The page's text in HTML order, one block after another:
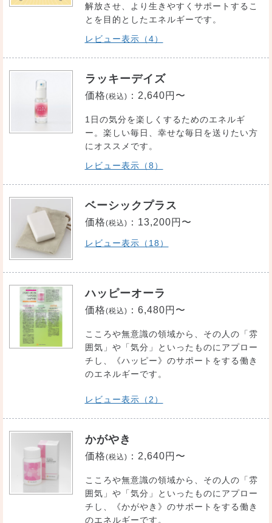
解放させ、より生きやすくサポートするこ
とを目的としたエネルギーです。
レビュー表示（4）
ラッキーデイズ
価格(税込) ： 2,640円〜
1日の気分を楽しくするためのエネルギ
ー。楽しい毎日、幸せな毎日を送りたい方
にオススメです。
レビュー表示（8）
ベーシックプラス
価格(税込) ： 13,200円〜
レビュー表示（18）
ハッピーオーラ
価格(税込) ： 6,480円〜
こころや無意識の領域から、その人の「雰
囲気」や「気分」といったものにアプロー
チし、《ハッピー》のサポートをする働き
のエネルギーです。
レビュー表示（2）
かがやき
価格(税込) ： 2,640円〜
こころや無意識の領域から、その人の「雰
囲気」や「気分」といったものにアプロー
チし、《かがやき》のサポートをする働き
のエネルギーです。